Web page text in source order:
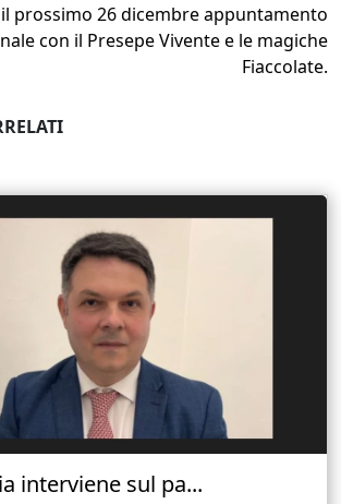
prossimo 26 dicembre appuntamento
con il Presepe Vivente e le magiche
Fiaccolate.
interviene sul pa...